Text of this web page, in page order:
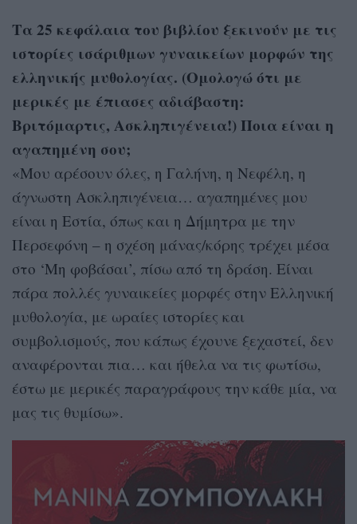
Τα 25 κεφάλαια του βιβλίου ξεκινούν με τις
ιστορίες ισάριθμων γυναικείων μορφών της
ελληνικής μυθολογίας. (Ομολογώ ότι με
μερικές με έπιασες αδιάβαστη:
Βριτόμαρτις, Ασκληπιγένεια!) Ποια είναι η
αγαπημένη σου;
«Μου αρέσουν όλες, η Γαλήνη, η Νεφέλη, η
άγνωστη Ασκληπιγένεια… αγαπημένες μου
είναι η Εστία, όπως και η Δήμητρα με την
Περσεφόνη – η σχέση μάνας/κόρης τρέχει μέσα
στο ‘Μη φοβάσαι’, πίσω από τη δράση. Είναι
πάρα πολλές γυναικείες μορφές στην Ελληνική
μυθολογία, με ωραίες ιστορίες και
συμβολισμούς, που κάπως έχουνε ξεχαστεί, δεν
αναφέρονται πια… και ήθελα να τις φωτίσω,
έστω με μερικές παραγράφους την κάθε μία, να
μας τις θυμίσω».